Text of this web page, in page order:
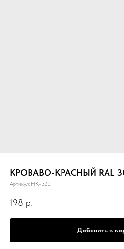
КРОВАВО-КРАСНЫЙ RAL
Артикул: НК-320
198 р.
Добавить в